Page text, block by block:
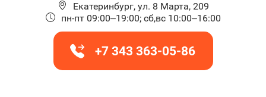
Екатеринбург, ул. 8 Марта, 209
пн-пт 09:00–19:00; сб,вс 10:00–16:00
+7 343 363-05-86